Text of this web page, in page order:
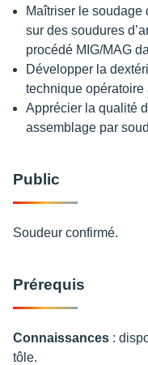
Maîtriser le soudage
sur des soudures
procédé MIG/MAG
Développer la
technique opératoire
Apprécier la qualité
assemblage par
Public
Soudeur confirmé.
Prérequis
Connaissances :
tôle.